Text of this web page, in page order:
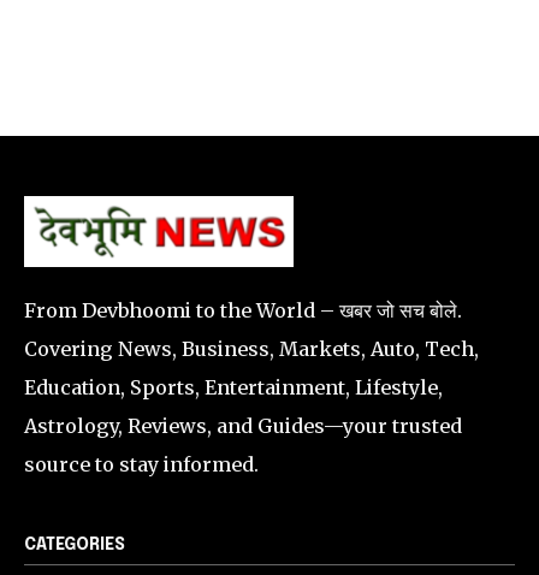
From Devbhoomi to the World – खबर जो सच बोले.
Covering News, Business, Markets, Auto, Tech,
Education, Sports, Entertainment, Lifestyle,
Astrology, Reviews, and Guides—your trusted
source to stay informed.
CATEGORIES